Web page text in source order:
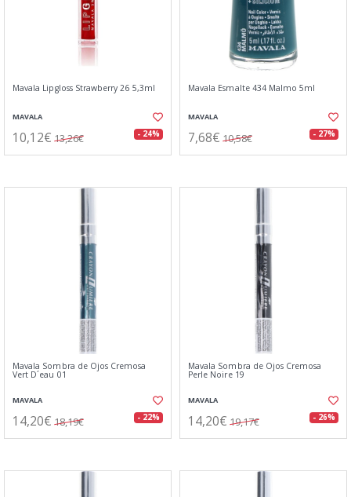
Mavala Lipgloss Strawberry 26 5,3ml
MAVALA
10,12€ 13,26€ - 24%
Mavala Esmalte 434 Malmo 5ml
MAVALA
7,68€ 10,58€ - 27%
Mavala Sombra de Ojos Cremosa
Vert D´eau 01
MAVALA
14,20€ 18,19€ - 22%
Mavala Sombra de Ojos Cremosa
Perle Noire 19
MAVALA
14,20€ 19,17€ - 26%